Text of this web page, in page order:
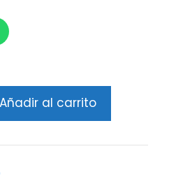
Añadir al carrito